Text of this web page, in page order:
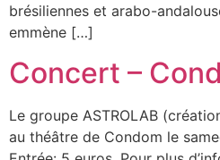
brésiliennes et arabo-
emmène […]
Concert –
Le groupe ASTROLAB
au théâtre de Condom le